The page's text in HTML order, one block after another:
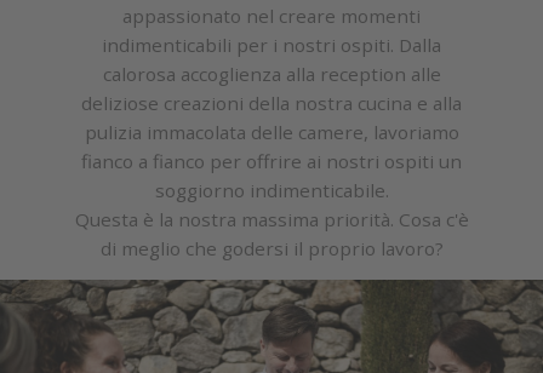
appassionato nel creare momenti
indimenticabili per i nostri ospiti. Dalla
calorosa accoglienza alla reception alle
deliziose creazioni della nostra cucina e alla
pulizia immacolata delle camere, lavoriamo
fianco a fianco per offrire ai nostri ospiti un
soggiorno indimenticabile.
Questa è la nostra massima priorità. Cosa c'è
di meglio che godersi il proprio lavoro?